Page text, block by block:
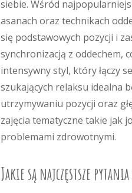
siebie. Wśród
asanach oraz technikach
się podstawowych pozycji i
synchronizacją z oddechem,
intensywny styl, który łączy
szukających relaksu idealna
utrzymywaniu pozycji oraz
zajęcia tematyczne takie jak
problemami zdrowotnymi.
Jakie są najczęstsze